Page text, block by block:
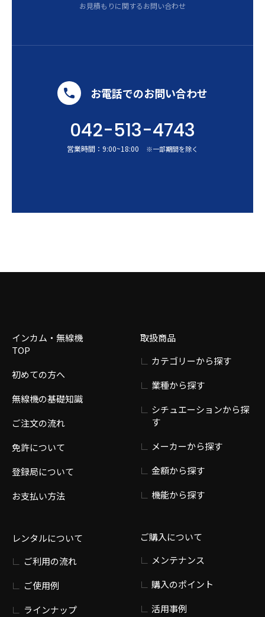
お見積もりに関するお問い合わせ
お電話でのお問い合わせ
042-513-4743
営業時間： 9:00~18:00 ※一部期間を除く
インカム・無線機
TOP
初めての方へ
無線機の基礎知識
ご注文の流れ
免許について
登録局について
お支払い方法
レンタルについて
ご利用の流れ
ご使用例
ラインナップ
取扱商品
カテゴリーから探す
業種から探す
シチュエーションから探
す
メーカーから探す
金額から探す
機能から探す
ご購入について
メンテナンス
購入のポイント
活用事例